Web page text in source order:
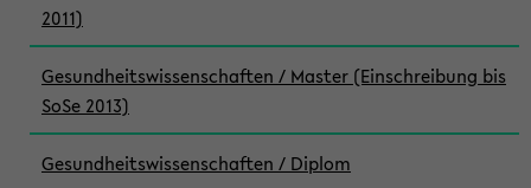
2011)
Gesundheitswissenschaften / Master (Einschreibung bis
SoSe 2013)
Gesundheitswissenschaften / Diplom